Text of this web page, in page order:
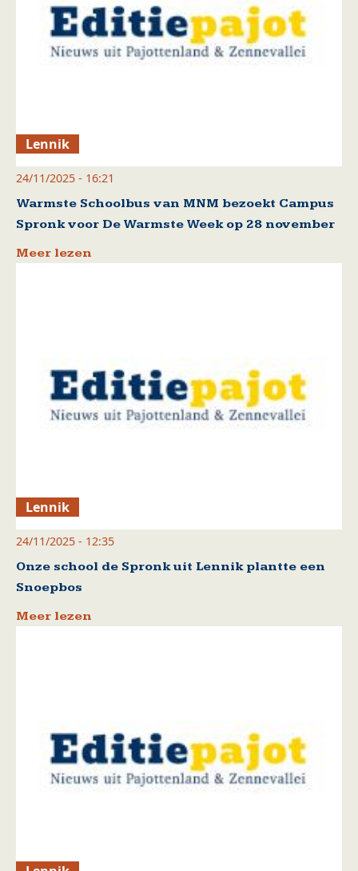
Lennik
24/11/2025 - 16:21
Warmste Schoolbus van MNM bezoekt Campus
Spronk voor De Warmste Week op 28 november
Meer lezen
Lennik
24/11/2025 - 12:35
Onze school de Spronk uit Lennik plantte een
Snoepbos
Meer lezen